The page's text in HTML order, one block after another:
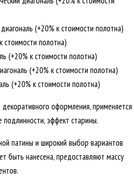
оформления, применяется
эффект старины.
патины и широкий выбор вариантов
быть нанесена, предоставляют массу